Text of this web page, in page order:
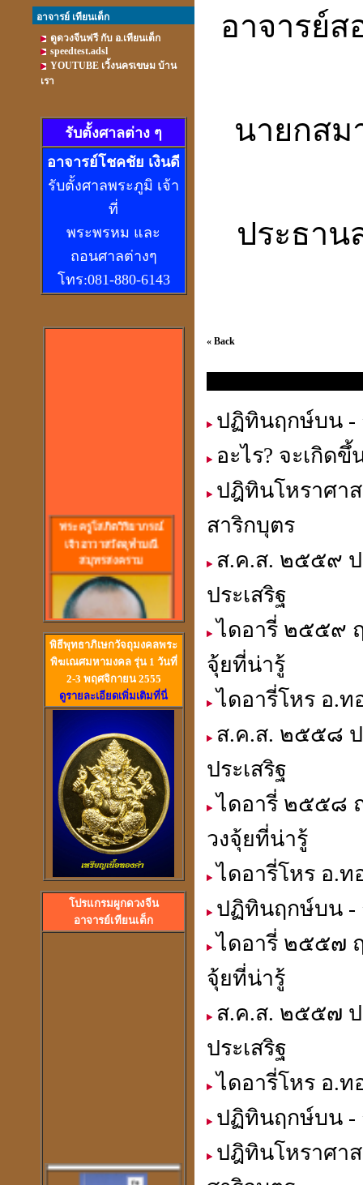
อาจารย์ เทียนเต็ก
ดูดวงจีนฟรี กับ อ.เทียนเต็ก
speedtest.adsl
YOUTUBE เวิ้งนครเขษม บ้าน
เรา
รับตั้งศาลต่าง ๆ
อาจารย์โชคชัย เงินดี
รับตั้งศาลพระภูมิ เจ้า
ที่
พระพรหม และ
ถอนศาลต่างๆ
โทร:081-880-6143
พระครูโสภิตวิริยาภรณ์
เจ้าอาวาสวัดจุฬามณี
สมุทรสงคราม
วัดสวนหงส์ สุพรรณบุรี
ลวงพ่อปลื้ม วัดสวนหงส
พระอาจารย์ปุ้ม วัดศาลาแดง
พิธีพุทธาภิเษกวัจถุมงคลพระ
พิฆเณศมหามงคล รุ่น 1 วันที่
2-3 พฤศจิกายน 2555
ดูรายละเอียดเพิ่มเติมที่นี่
โปรแกรมผูกดวงจีน
อาจารย์เทียนเต็ก
อาจารย์
นายกสม
ประธาน
« Back
ปฏิทินฤกษ์บน -
อะไร? จะเกิด
ปฎิทินโหราศา
สาริกบุตร
ส.ค.ส. ๒๕๕๙
ประเสริฐ
ไดอารี่ ๒๕๕๙
จุ้ยที่น่ารู้
ไดอารี่โหร อ.ท
ส.ค.ส. ๒๕๕๘
ประเสริฐ
ไดอารี่ ๒๕๕๘
วงจุ้ยที่น่ารู้
ไดอารี่โหร อ.ท
ปฏิทินฤกษ์บน -
ไดอารี่ ๒๕๕๗
จุ้ยที่น่ารู้
ส.ค.ส. ๒๕๕๗
ประเสริฐ
ไดอารี่โหร อ.ท
ปฏิทินฤกษ์บน -
ปฎิทินโหราศา